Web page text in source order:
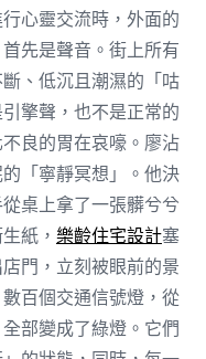
心靈交流時，外面的
先是聲音。街上所有
、低沉且潮濕的「咕
擎聲，也不是正常的
良的胃在哀嚎。廖沾
「寧靜冥想」。他決
桌上拿了一張髒兮兮
紙， 樂齡住宅設計塞
門，立刻被眼前的景
百個交通信號燈，從
部變成了綠燈。它們